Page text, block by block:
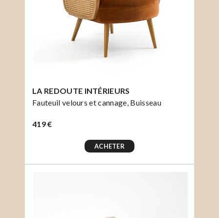
LA REDOUTE INTÉRIEURS
Fauteuil velours et cannage, Buisseau
419 €
ACHETER